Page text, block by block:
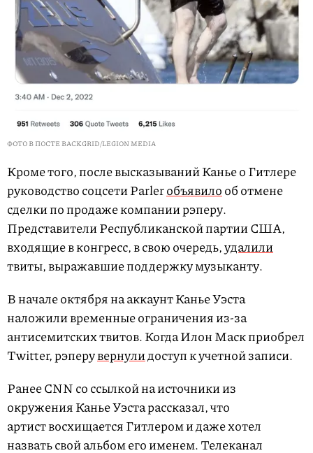
ФОТО В ПОСТЕ BACKGRID/LEGION MEDIA
Кроме того, после высказываний Канье о Гитлере
руководство соцсети Parlerобъявилооб отмене
сделки по продаже компании рэперу.
Представители Республиканской партии США,
входящие в конгресс, в свою очередь,удалили
твиты, выражавшие поддержку музыканту.
В начале октября на аккаунт Канье Уэста
наложили временные ограничения из-за
антисемитских твитов. Когда Илон Маск приобрел
Twitter, рэперувернулидоступ к учетной записи.
Ранее CNN со ссылкой на источники из
окружения Канье Уэста рассказал, что
артист восхищается Гитлером и даже хотел
назвать свой альбом его именем. Телеканал